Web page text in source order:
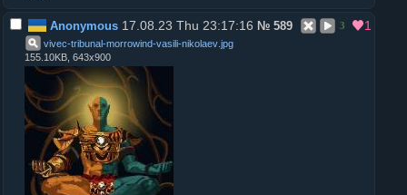
Anonymous17.08.23 Thu 23:17:16 № 589 3 1
vivec-tribunal-morrowind-vasili-nikolaev jpg
155.10KB, 643x900